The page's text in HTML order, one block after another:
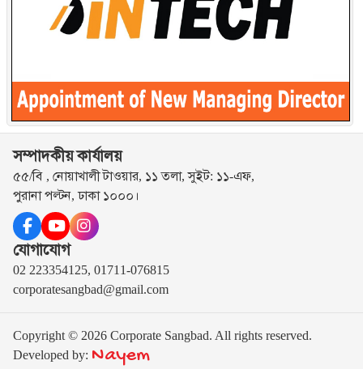
সম্পাদকীয় কার্যালয়
৫৫/বি , নোয়াখালী টাওয়ার, ১১ তলা, সুইট: ১১-এফ,
পুরানা পল্টন, ঢাকা ১০০০।
যোগাযোগ
02 223354125, 01711-076815
corporatesangbad@gmail.com
Copyright © 2026 Corporate Sangbad. All rights reserved.
Developed by: Nayem